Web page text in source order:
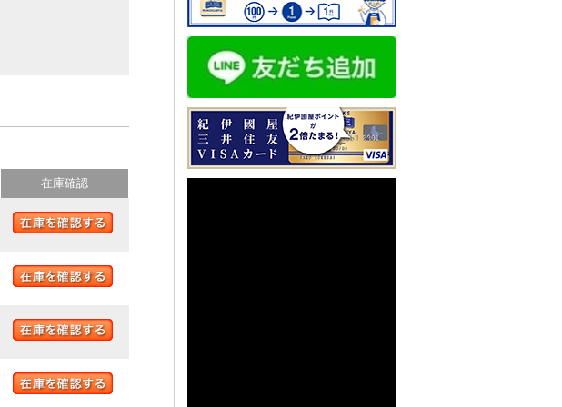
在庫確認